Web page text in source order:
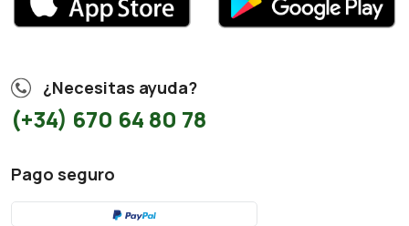
¿Necesitas ayuda?
(+34) 670 64 80 78
Pago seguro